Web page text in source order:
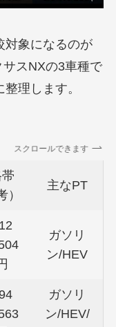
対象になるのが
スNXの3車種で
理します。
スクロールできます
）
主なPT
ガソリ
ン/HEV
ガソリ
ン/HEV/